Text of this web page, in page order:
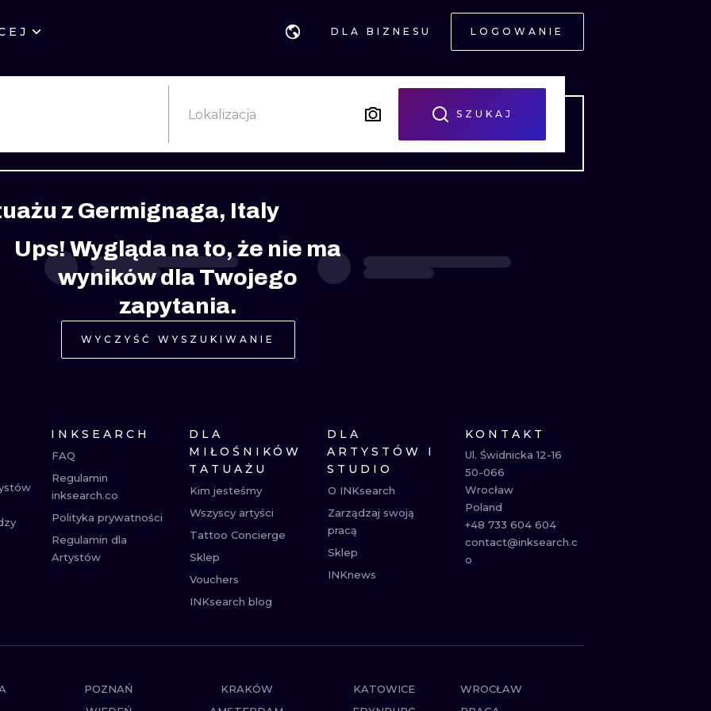
DLA BIZNESU LOGOWANIE
EDYNBURG
STYLE GEOMETRYCZNE
KALIGRAFIA
NEW SCHOOL
BIOMECHANIKA NEO TRADYCYJNE
TRIBAL IGNORANT
RYCINOWE KONTURY
KRESKÓWKOWE DOTWORK
Lokalizacja SZUKAJ
z Germignaga, Italy
Ups! Wygląda na to, że nie ma
wyników dla Twojego
zapytania.
WYCZYŚĆ WYSZUKIWANIE
INKSEARCH
FAQ
Regulamin
inksearch.co
Polityka prywatności
Regulamin dla
Artystów
DLA
MIŁOŚNIKÓW
TATUAŻU
Kim jesteśmy
Wszyscy artyści
Tattoo Concierge
Sklep
Vouchers
INKsearch blog
DLA
ARTYSTÓW I
STUDIO
O INKsearch
Zarządzaj swoją
pracą
Sklep
INKnews
KONTAKT
Ul. Świdnicka 12-16
50-066
Wrocław
Poland
+48 733 604 604
contact@inksearch.c
o
POZNAŃ KRAKÓW KATOWICE
WROCŁAW